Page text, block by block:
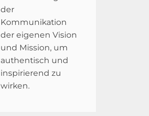
der
Kommunikation
der eigenen Vision
und Mission, um
authentisch und
inspirierend zu
wirken.